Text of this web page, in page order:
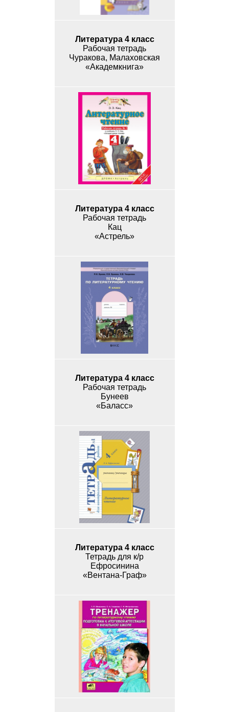
Литература 4 класс
Рабочая тетрадь
Чуракова, Малаховская
«Академкнига»
Литература 4 класс
Рабочая тетрадь
Кац
«Астрель»
Литература 4 класс
Рабочая тетрадь
Бунеев
«Баласс»
Литература 4 класс
Тетрадь для к/р
Ефросинина
«Вентана-Граф»